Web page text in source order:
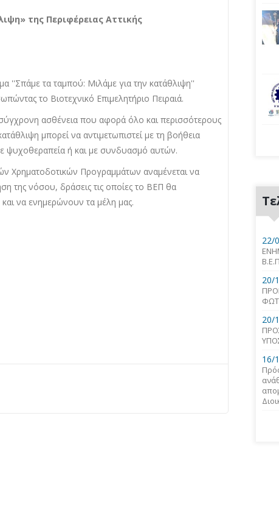
της Περιφέρειας Αττικής
''Σπάμε τα ταμπού: Μιλάμε για την κατάθλιψη''
το Βιοτεχνικό Επιμελητήριο Πειραιά.
ασθένεια που αφορά όλο και περισσότερους
μπορεί να αντιμετωπιστεί με τη βοήθεια
ψυχοθεραπεία ή και με συνδυασμό αυτών.
Χρηματοδοτικών Προγραμμάτων αναμένεται να
της νόσου, δράσεις τις οποίες το ΒΕΠ θα
να ενημερώνουν τα μέλη μας.
22/
20/
20/
16/